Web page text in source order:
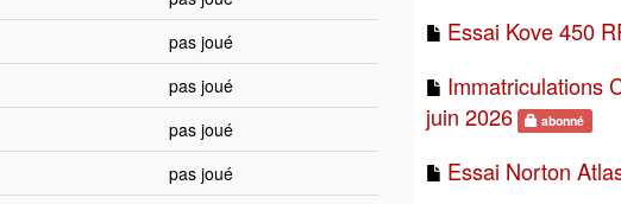
pas joué
pas joué
pas joué
pas joué
Essai Kove 450
Immatriculations
juin 2026
abonné
Essai Norton